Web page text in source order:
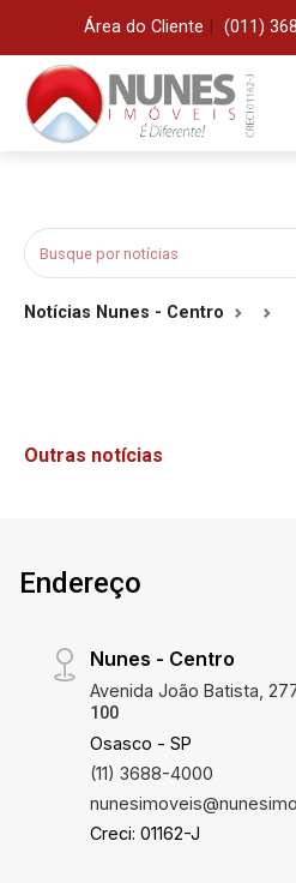
Área do Cliente (011)
Notícias Nunes - Centro
Outras notícias
Endereço
Nunes - Centro
Avenida João Batista,
100
Osasco - SP
(11) 3688-4000
Creci: 01162-J